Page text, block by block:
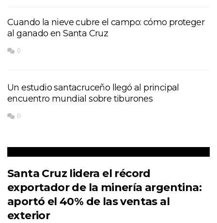
Cuando la nieve cubre el campo: cómo proteger
al ganado en Santa Cruz
0
Un estudio santacruceño llegó al principal
encuentro mundial sobre tiburones
0
Santa Cruz lidera el récord
exportador de la minería argentina:
aportó el 40% de las ventas al
exterior